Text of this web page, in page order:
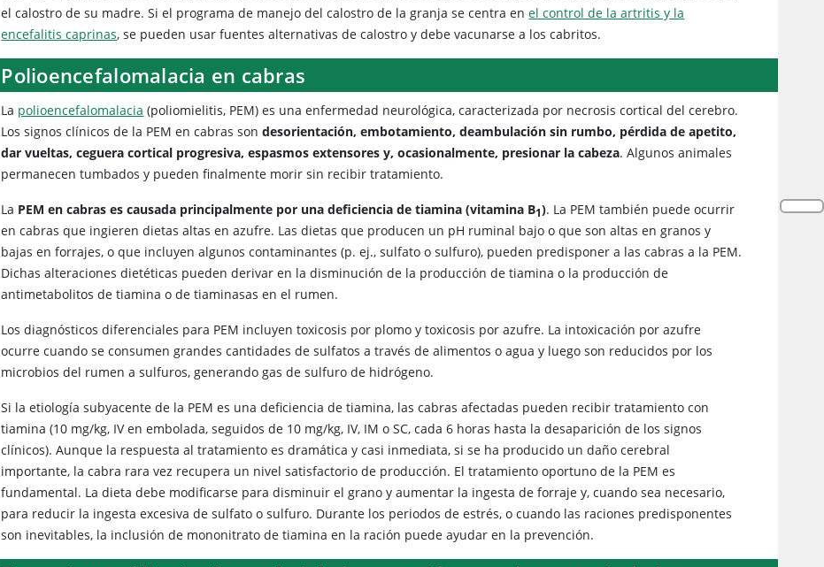
el calostro de su madre. Si el programa de manejo del calostro de la granja se centra enel control de la artritis y la
encefalitis caprinas, se pueden usar fuentes alternativas de calostro y debe vacunarse a los cabritos.
Polioencefalomalacia en cabras
La polioencefalomalacia (poliomielitis, PEM) es una enfermedad neurológica, caracterizada por necrosis cortical del cerebro.
Los signos clínicos de la PEM en cabras sondesorientación, embotamiento, deambulación sin rumbo, pérdida de apetito,
dar vueltas, ceguera cortical progresiva, espasmos extensores y, ocasionalmente, presionar la cabeza. Algunos animales
permanecen tumbados y pueden finalmente morir sin recibir tratamiento.
La PEM en cabras es causada principalmente por una deficiencia de tiamina (vitamina B1). La PEM también puede ocurrir
en cabras que ingieren dietas altas en azufre. Las dietas que producen un pH ruminal bajo o que son altas en granos y
bajas en forrajes, o que incluyen algunos contaminantes (p. ej., sulfato o sulfuro), pueden predisponer a las cabras a la PEM.
Dichas alteraciones dietéticas pueden derivar en la disminución de la producción de tiamina o la producción de
antimetabolitos de tiamina o de tiaminasas en el rumen.
Los diagnósticos diferenciales para PEM incluyen toxicosis por plomo y toxicosis por azufre. La intoxicación por azufre
ocurre cuando se consumen grandes cantidades de sulfatos a través de alimentos o agua y luego son reducidos por los
microbios del rumen a sulfuros, generando gas de sulfuro de hidrógeno.
Si la etiología subyacente de la PEM es una deficiencia de tiamina, las cabras afectadas pueden recibir tratamiento con
tiamina (10 mg/kg, IV en embolada, seguidos de 10 mg/kg, IV, IM o SC, cada 6 horas hasta la desaparición de los signos
clínicos). Aunque la respuesta al tratamiento es dramática y casi inmediata, si se ha producido un daño cerebral
importante, la cabra rara vez recupera un nivel satisfactorio de producción. El tratamiento oportuno de la PEM es
fundamental. La dieta debe modificarse para disminuir el grano y aumentar la ingesta de forraje y, cuando sea necesario,
para reducir la ingesta excesiva de sulfato o sulfuro. Durante los periodos de estrés, o cuando las raciones predisponentes
son inevitables, la inclusión de mononitrato de tiamina en la ración puede ayudar en la prevención.